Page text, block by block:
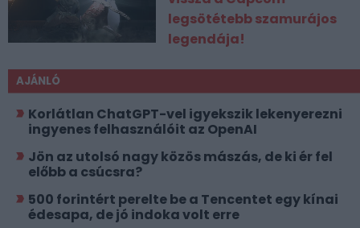
legsötétebb szamurájos
legendája!
AJÁNLÓ
Korlátlan ChatGPT-vel igyekszik lekenyerezni
ingyenes felhasználóit az OpenAI
Jön az utolsó nagy közös mászás, de ki ér fel
előbb a csúcsra?
500 forintért perelte be a Tencentet egy kínai
édesapa, de jó indoka volt erre